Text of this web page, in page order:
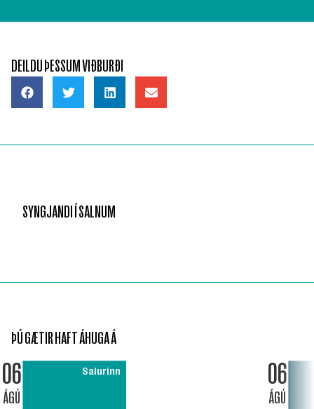
DEILDU ÞESSUM VIÐBURÐI
SYNGJANDI Í SALNUM
ÞÚ GÆTIR HAFT ÁHUGA Á
06
ÁGÚ
Salurinn 06
ÁGÚ